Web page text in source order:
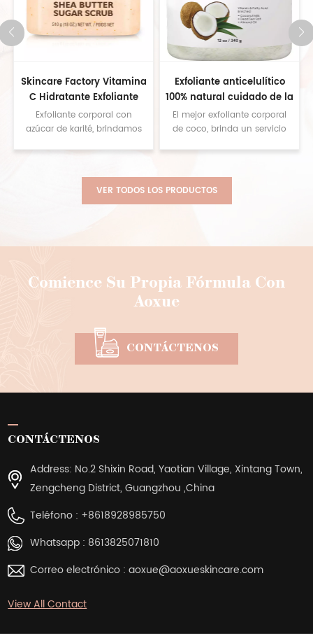
Skincare Factory Vitamina
C Hidratante Exfoliante
nutritivo Exfoliante corporal
de azúcar con sabor a fruta
Exfoliante corporal con
azúcar de karité, brindamos
contáctenos para obtener
Exfoliante anticelulítico
100% natural cuidado de la
piel suavizante exfoliante
corporal con leche de coco
El mejor exfoliante corporal
de coco, brinda un servicio
para obtener muestras.
VER TODOS LOS PRODUCTOS
Comience Su Propia Fórmula Con
Aoxue
CONTÁCTENOS
CONTÁCTENOS
Address: No.2 Shixin Road, Yaotian Village, Xintang Town,
Zengcheng District, Guangzhou ,China
Teléfono : +8618928985750
Whatsapp : 8613825071810
Correo electrónico : aoxue@aoxueskincare.com
View All Contact